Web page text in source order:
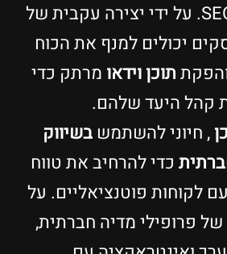
משמעותית את SEO. על ידי יצירה עקבית של
יכולים למנף את הכוח
תוכן וידאו מרתק כדי
קהל היעד שלהם.
, חיוני להשתמש בשיווק
כדי להרחיב את טווח
לקוחות פוטנציאליים. על
של פרופילי מדיה חברתית,